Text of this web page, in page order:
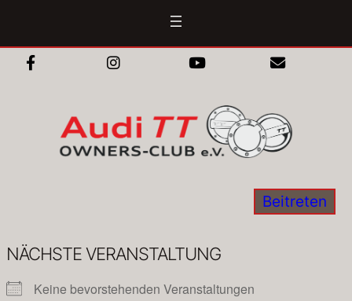
springen
Beitreten
NÄCHSTE VERANSTALTUNG
Keine bevorstehenden Veranstaltungen